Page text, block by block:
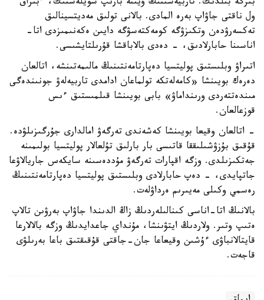
بىرگە بىلدىك. تاربيەشىنىڭ ۇيىنە بارىپ سويلەستىك، ءبىراق
ول ناقتى جاۋاپ بەرە المادى. بالانى تولىق مەديتسينالىق
تەكسەرۋدەن وتكىزۋگە كومەكتەسۋگە دايىن ەكەنىمىزدى اتا-
اناسىنا حابارلادىق، - دەدى بالاباقشا قۇرىلتايشىسى.
اتىراۋ وبلىستىق پوليتسيا دەپارتامەنتىنىڭ مالىمەتىنشە، اتالعان
دەرەك بويىنشا «كامەلەتكە تولماعان ادامدى تاربيەلەۋ جونىندەگى
مىندەتتەردى ورىنداماۋ» بابى بويىنشا قىلمىستىق ءىس
قوزعالعان.
- اتالعان وقيعا بويىنشا كەشەندى تەرگەۋ امالدارى جۇرگىزىلۋدە.
قۇقىق بۇزۋشىلىققا قاتىسى بار بارلىق تۇلعالار پوليتسيا بولىمىنە
جەتكىزىلدى. وزگە اقپارات تەرگەۋ مۇددەسىنە سايكەس جاريالاۋعا
جاتپايدى، - دەپ حابارلادى وبلىستىق پوليتسيا دەپارتامەنتىنىڭ
رەسمي وكىلى مەيىرىم ەرداۋلەت.
بالانىڭ اتا-اناسى كىنالىلەردىڭ زاڭ الدىندا جاۋاپ بەرۋىن تالاپ
ەتىپ وتىر. ولاردىڭ ايتۋىنشا، مۇنداي جاعدايدىڭ وزگە بالالارعا
قايتالانباۋى ءۇشىن وقيعاعا جان-جاقتى قۇقىقتىق باعا بەرىلۋى
قاجەت.